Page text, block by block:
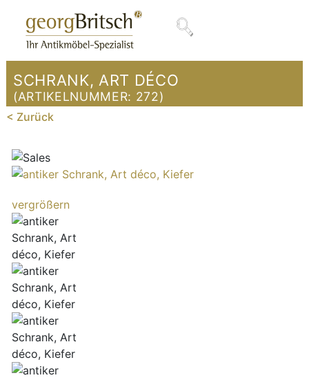
SCHRANK, ART DÉCO
(ARTIKELNUMMER: 272)
< Zurück
vergrößern